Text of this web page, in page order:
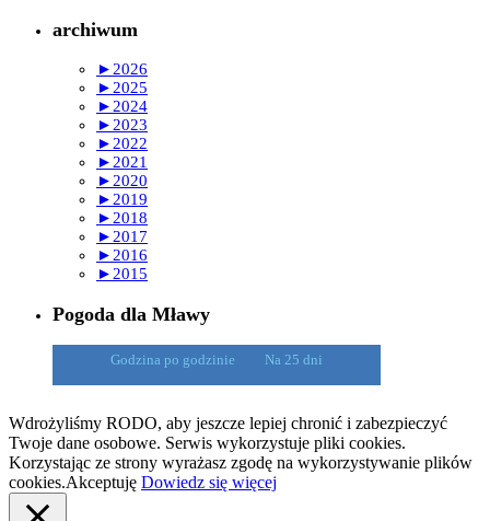
archiwum
►2026
►2025
►2024
►2023
►2022
►2021
►2020
►2019
►2018
►2017
►2016
►2015
Pogoda dla Mławy
Godzina po godzinie Na 25 dni
Wdrożyliśmy RODO, aby jeszcze lepiej chronić i zabezpieczyć
Twoje dane osobowe. Serwis wykorzystuje pliki cookies.
Korzystając ze strony wyrażasz zgodę na wykorzystywanie plików
cookies.Akceptuję Dowiedz się więcej